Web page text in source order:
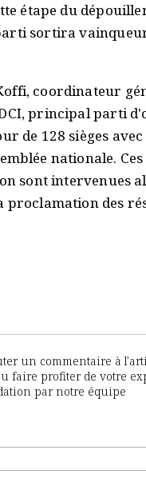
étape du
sortira
coordinateur
principal parti
de 128 sièges
nationale.
sont intervenues
proclamation des
un commentaire à
faire profiter de votre
par notre équipe